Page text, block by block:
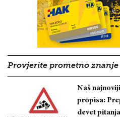
Provjerite prometno znanje
Naš
propisa:
devet